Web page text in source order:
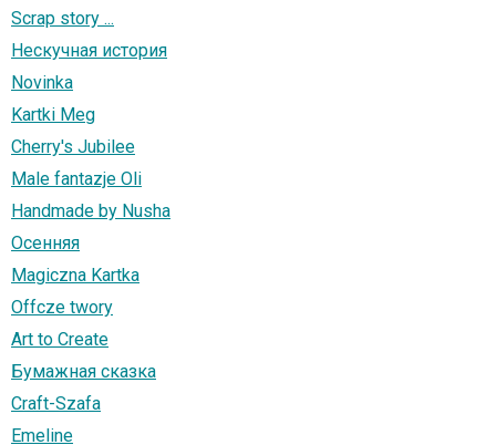
Scrap story ...
Нескучная история
Novinka
Kartki Meg
Cherry's Jubilee
Male fantazje Oli
Handmade by Nusha
Осенняя
Magiczna Kartka
Offcze twory
Art to Create
Бумажная сказка
Craft-Szafa
Emeline